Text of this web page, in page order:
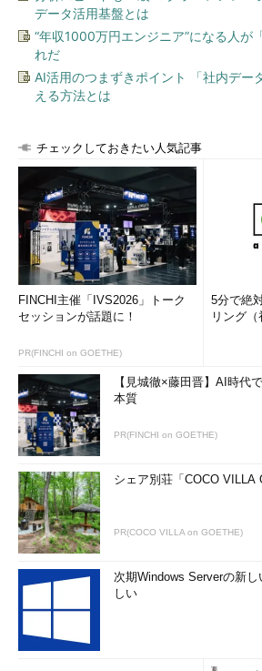
データ活用基盤とは
“年収1000万円エンジニア”になる人が
れだ
AI活用のつまずきポイント 「社内デー
える方法とは
チェックしておきたい人気記事
FINCHI主催「IVS2026」トーク
セッションが話題に！
PR(FINCHI on GOETHE)
5分で絶
リング
【見城徹×藤田晋】AI時代
本質
PR(FINCHI on GOETHE)
シェア別荘「COCO VILLA
PR(COCO VILLA on GOETHE)
次期Windows Serverの新
しい